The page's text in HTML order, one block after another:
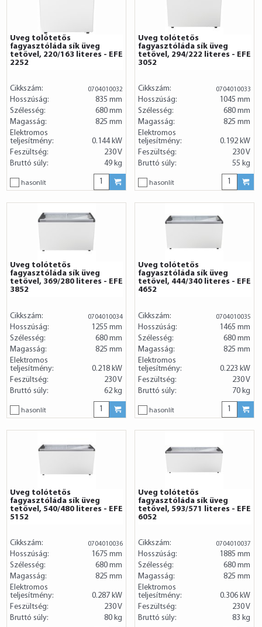
Üveg tolótetős
fagyasztóláda sík üveg
tetővel, 220/163 literes - EFE
2252
Cikkszám: 0704010032
Hosszúság:
835 mm
Szélesség:
680 mm
Magasság:
825 mm
Elektromos
teljesítmény:
0.144 kW
Feszültség:
230 V
Bruttó súly:
49 kg
hasonlít
Üveg tolótetős
fagyasztóláda sík üveg
tetővel, 294/222 literes - EFE
3052
Cikkszám: 0704010033
Hosszúság:
1045 mm
Szélesség:
680 mm
Magasság:
825 mm
Elektromos
teljesítmény:
0.192 kW
Feszültség:
230 V
Bruttó súly:
55 kg
hasonlít
Üveg tolótetős
fagyasztóláda sík üveg
tetővel, 369/280 literes - EFE
3852
Cikkszám: 0704010034
Hosszúság:
1255 mm
Szélesség:
680 mm
Magasság:
825 mm
Elektromos
teljesítmény:
0.218 kW
Feszültség:
230 V
Bruttó súly:
62 kg
hasonlít
Üveg tolótetős
fagyasztóláda sík üveg
tetővel, 444/340 literes - EFE
4652
Cikkszám: 0704010035
Hosszúság:
1465 mm
Szélesség:
680 mm
Magasság:
825 mm
Elektromos
teljesítmény:
0.223 kW
Feszültség:
230 V
Bruttó súly:
70 kg
hasonlít
Üveg tolótetős
fagyasztóláda sík üveg
tetővel, 540/480 literes - EFE
5152
Cikkszám: 0704010036
Hosszúság:
1675 mm
Szélesség:
680 mm
Magasság:
825 mm
Elektromos
teljesítmény:
0.287 kW
Feszültség:
230 V
Bruttó súly:
80 kg
Üveg tolótetős
fagyasztóláda sík üveg
tetővel, 593/571 literes - EFE
6052
Cikkszám: 0704010037
Hosszúság:
1885 mm
Szélesség:
680 mm
Magasság:
825 mm
Elektromos
teljesítmény:
0.306 kW
Feszültség:
230 V
Bruttó súly:
83 kg